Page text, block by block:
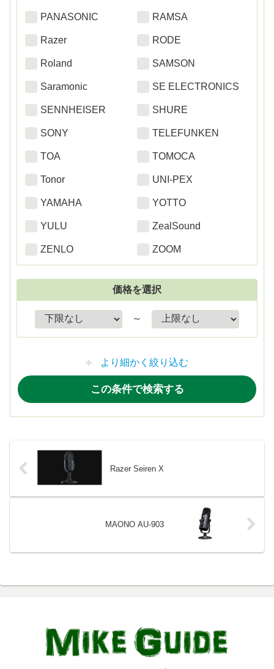
PANASONIC RAMSA
Razer RODE
Roland SAMSON
Saramonic SE ELECTRONICS
SENNHEISER SHURE
SONY TELEFUNKEN
TOA TOMOCA
Tonor UNI-PEX
YAMAHA YOTTO
YULU ZealSound
ZENLO ZOOM
価格を選択
～
より細かく絞り込む
Razer Seiren X
MAONO AU-903